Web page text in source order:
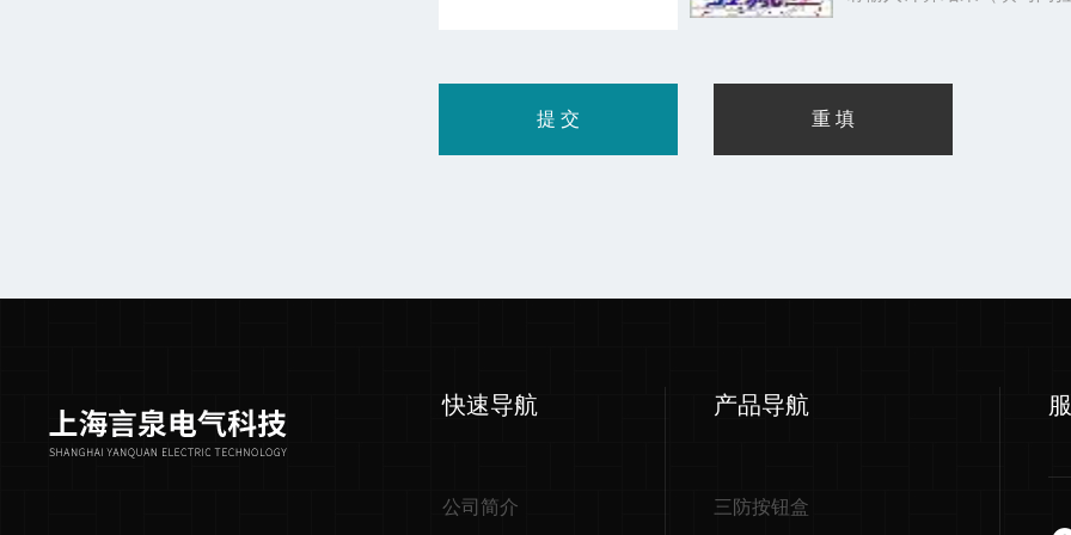
快速导航
公司简介
产品导航
三防按钮盒